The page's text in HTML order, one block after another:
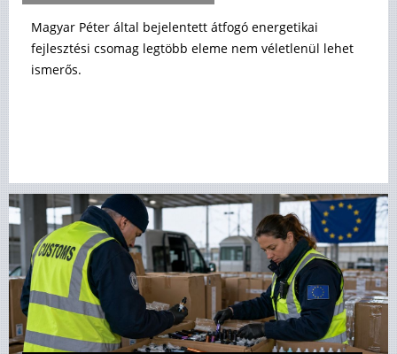
Magyar Péter által bejelentett átfogó energetikai
fejlesztési csomag legtöbb eleme nem véletlenül lehet
ismerős.